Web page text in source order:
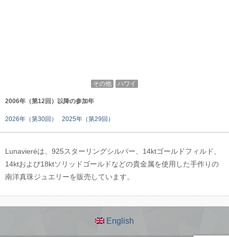
その他 ハワイ
2006年（第12回）以降の参加年
2026年（第30回） 2025年（第29回）
Lunavieréは、925スターリングシルバー、14ktゴールドフィルド、
14ktおよび18ktソリッドゴールドなどの貴金属を使用した手作りの
南洋真珠ジュエリーを販売しています。
English